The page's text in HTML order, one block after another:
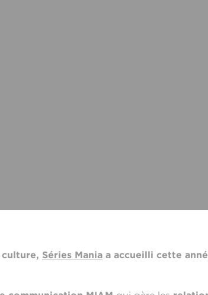
Séries Mania a accueilli cette